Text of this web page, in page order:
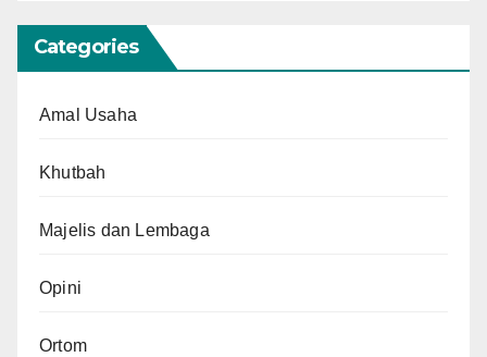
Categories
Amal Usaha
Khutbah
Majelis dan Lembaga
Opini
Ortom